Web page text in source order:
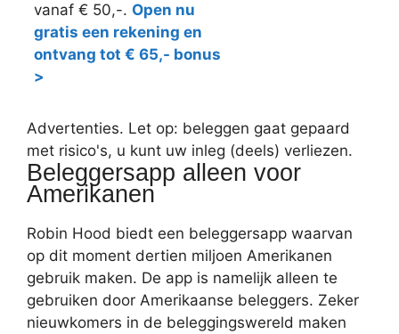
vanaf € 50,-. Open nu
gratis een rekening en
ontvang tot € 65,- bonus
>
Advertenties. Let op: beleggen gaat gepaard
met risico's, u kunt uw inleg (deels) verliezen.
Beleggersapp alleen voor
Amerikanen
Robin Hood biedt een beleggersapp waarvan
op dit moment dertien miljoen Amerikanen
gebruik maken. De app is namelijk alleen te
gebruiken door Amerikaanse beleggers. Zeker
nieuwkomers in de beleggingswereld maken